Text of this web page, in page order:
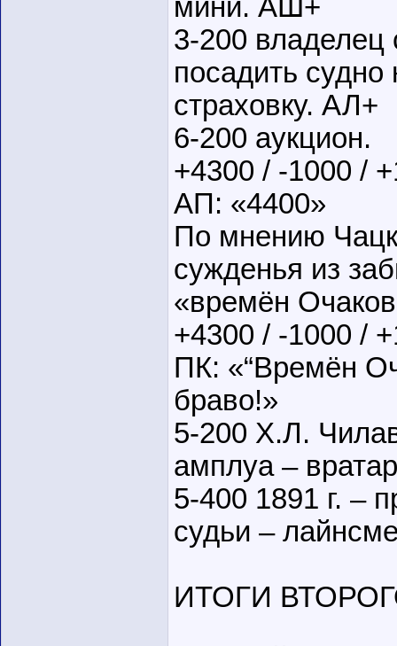
мини. АШ+
3-200 владелец
посадить
страховку. АЛ+
6-200 аукцион.
+4300 / -1000 /
АП: «4400»
По мнению
сужденья из
«времён
+4300 / -1000 /
ПК: «“Времён
браво!»
5-200 Х.Л.
амплуа –
5-400 1891 г. –
судьи –
ИТОГИ